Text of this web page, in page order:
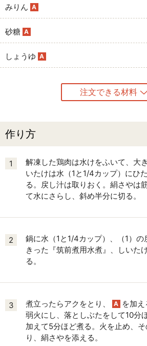
みりん A
砂糖 A
しょうゆ A
注文できる材料
作り方
1
解凍した鶏肉は水けをふいて、大
いたけは水（1と1/4カップ）にひ
る。戻し汁は取りおく。絹さやは
て水にさらし、斜め半分に切る。
2
鍋に水（1と1/4カップ）、（1）
きった『筑前煮用水煮』、しいた
る。
3 煮立ったらアクをとり、 A を加
弱火にし、落としぶたをして10分
加えて5分ほど煮る。火を止め、
り、絹さやを添える。